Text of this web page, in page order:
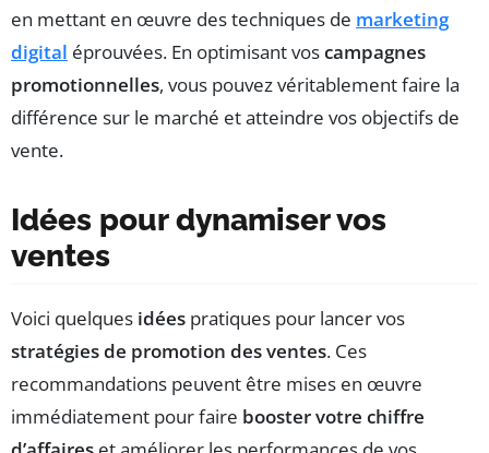
en mettant en œuvre des techniques de marketing
digital éprouvées. En optimisant voscampagnes
promotionnelles, vous pouvez véritablement faire la
différence sur le marché et atteindre vos objectifs de
vente.
Idées pour dynamiser vos
ventes
Voici quelques idées pratiques pour lancer vos
stratégies de promotion des ventes. Ces
recommandations peuvent être mises en œuvre
immédiatement pour faire booster votre chiffre